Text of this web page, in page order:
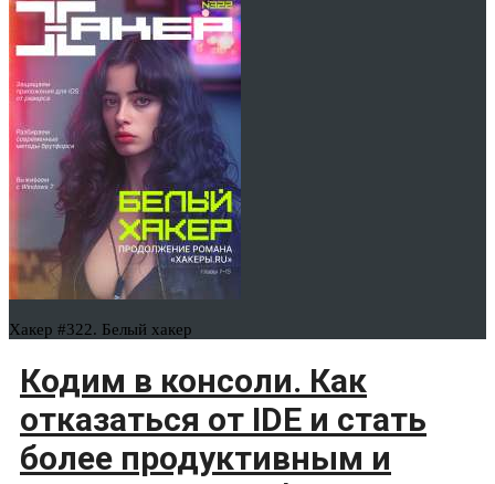
Хакер #322. Белый хакер
Кодим в консоли. Как
отказаться от IDE и стать
более продуктивным и